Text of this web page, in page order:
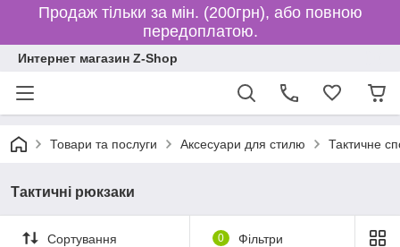
Продаж тільки за мін. (200грн), або повною
передоплатою.
Интернет магазин Z-Shop
Товари та послуги Аксесуари для стилю Тактичне
Тактичні рюкзаки
Сортування 0 Фільтри